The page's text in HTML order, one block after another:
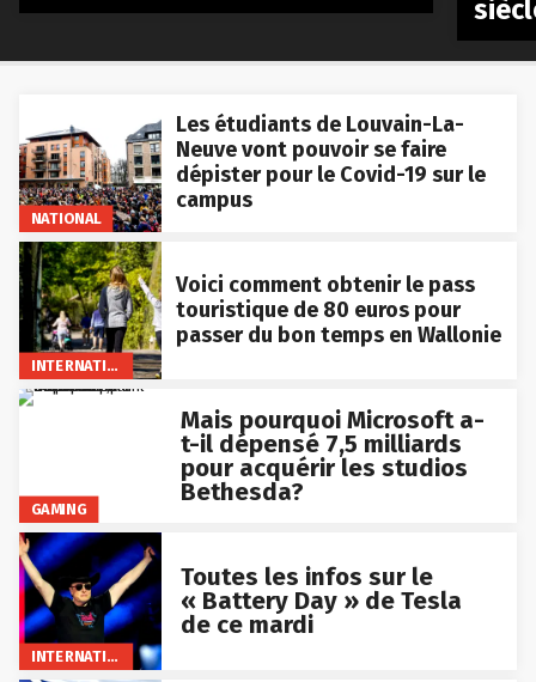
NATIONAL
Les étudiants de Louvain-La-
Neuve vont pouvoir se faire
dépister pour le Covid-19 sur le
campus
INTERNATIONAL
Voici comment obtenir le pass
touristique de 80 euros pour
passer du bon temps en Wallonie
GAMING
Mais pourquoi Microsoft a-
t-il dépensé 7,5 milliards
pour acquérir les studios
Bethesda?
INTERNATIONAL
Toutes les infos sur le
« Battery Day » de Tesla
de ce mardi